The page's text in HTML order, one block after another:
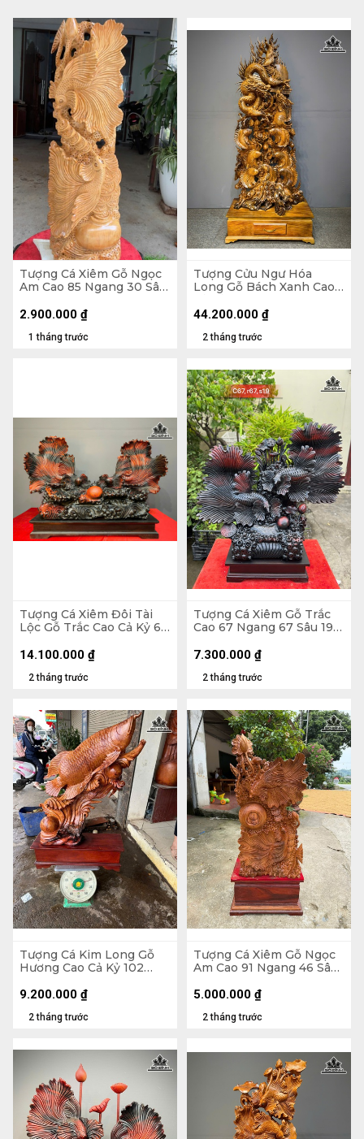
Tượng Cá Xiêm Gỗ Ngọc
Am Cao 85 Ngang 30 Sâu
1 tháng trước
2.900.000 ₫
Tượng Cửu Ngư Hóa
Long Gỗ Bách Xanh Cao
45 (cm) - Kỷ Cao 30
2 tháng trước
44.200.000 ₫
Tượng Cá Xiêm Đôi Tài
Lộc Gỗ Trắc Cao Cả Kỷ 66
Kỷ Cao 10
2 tháng trước
14.100.000 ₫
Tượng Cá Xiêm Gỗ Trắc
Cao 67 Ngang 67 Sâu 19
2 tháng trước
7.300.000 ₫
Tượng Cá Kim Long Gỗ
Hương Cao Cả Kỷ 102
Kỷ Cao 20
2 tháng trước
9.200.000 ₫
Tượng Cá Xiêm Gỗ Ngọc
Am Cao 91 Ngang 46 Sâu
2 tháng trước
5.000.000 ₫